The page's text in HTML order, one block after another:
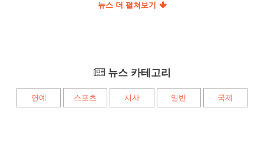
뉴스 더 펼쳐보기
뉴스 카테고리
연예 스포츠 시사 일반 국제